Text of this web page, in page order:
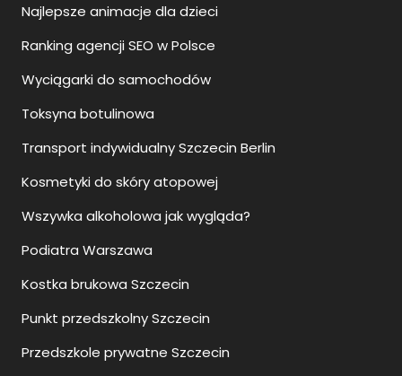
Najlepsze animacje dla dzieci
Ranking agencji SEO w Polsce
Wyciągarki do samochodów
Toksyna botulinowa
Transport indywidualny Szczecin Berlin
Kosmetyki do skóry atopowej
Wszywka alkoholowa jak wygląda?
Podiatra Warszawa
Kostka brukowa Szczecin
Punkt przedszkolny Szczecin
Przedszkole prywatne Szczecin